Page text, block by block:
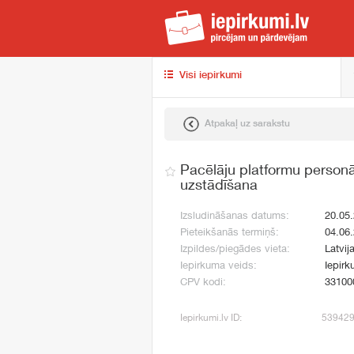
Visi iepirkumi
Atpakaļ uz sarakstu
Pacēlāju platformu
uzstādīšana
Izsludināšanas datums:
Pieteikšanās termiņš:
Izpildes/piegādes vieta:
Iepirkuma veids:
CPV kodi:
Iepirkumi.lv ID: